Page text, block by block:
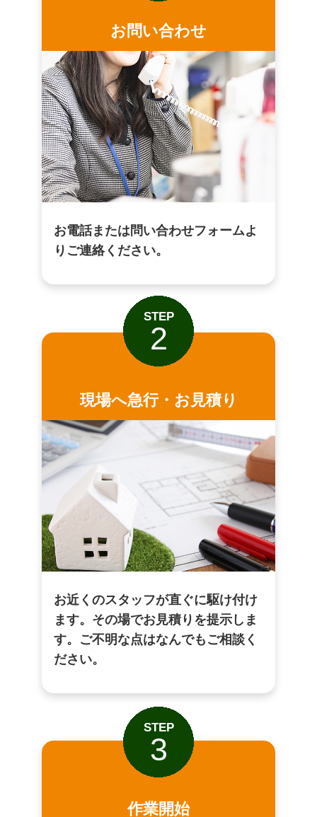
お問い合わせ
お電話または問い合わせフォームよ
りご連絡ください。
STEP
2
現場へ急行・お見積り
お近くのスタッフが直ぐに駆け付け
ます。その場でお見積りを提示しま
す。ご不明な点はなんでもご相談く
ださい。
STEP
3
作業開始